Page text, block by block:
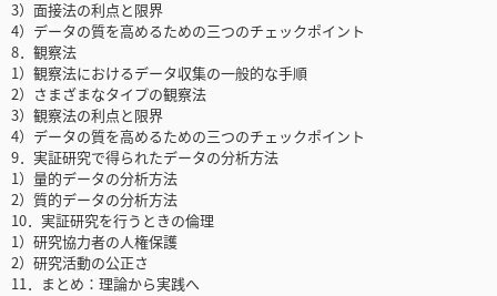
3）面接法の利点と限界
4）データの質を高めるための三つのチェックポイント
8．観察法
1）観察法におけるデータ収集の一般的な手順
2）さまざまなタイプの観察法
3）観察法の利点と限界
4）データの質を高めるための三つのチェックポイント
9．実証研究で得られたデータの分析方法
1）量的データの分析方法
2）質的データの分析方法
10．実証研究を行うときの倫理
1）研究協力者の人権保護
2）研究活動の公正さ
11．まとめ：理論から実践へ